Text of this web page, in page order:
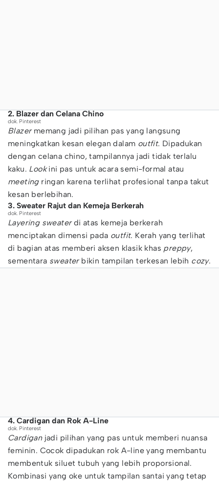
2. Blazer dan Celana Chino
dok. Pinterest
Blazermemang jadi pilihan pas yang langsung
meningkatkan kesan elegan dalam outfit. Dipadukan
dengan celana chino, tampilannya jadi tidak terlalu
kaku. Lookini pas untuk acara semi-formal atau
meetingringan karena terlihat profesional tanpa takut
kesan berlebihan.
3. Sweater Rajut dan Kemeja Berkerah
dok. Pinterest
Layering sweaterdi atas kemeja berkerah
menciptakan dimensi pada outfit. Kerah yang terlihat
di bagian atas memberi aksen klasik khas preppy,
sementara sweaterbikin tampilan terkesan lebih cozy.
4. Cardigan dan Rok A-Line
dok. Pinterest
Cardigan jadi pilihan yang pas untuk memberi nuansa
feminin. Cocok dipadukan rok A-line yang membantu
membentuk siluet tubuh yang lebih proporsional.
Kombinasi yang oke untuk tampilan santai yang tetap